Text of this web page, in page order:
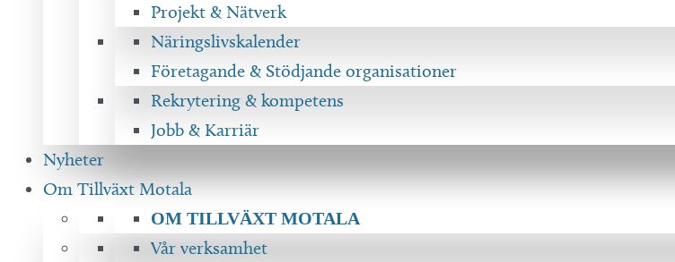
Projekt & Nätverk
Näringslivskalender
Företagande & Stödjande organisationer
Rekrytering & kompetens
Jobb & Karriär
Nyheter
Om Tillväxt Motala
OM TILLVÄXT MOTALA
Vår verksamhet